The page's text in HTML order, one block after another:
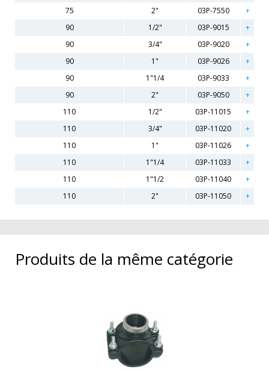
75
2"
03P-7550
90
1/2"
03P-9015
90
3/4"
03P-9020
90
1"
03P-9026
90
1"1/4
03P-9033
90
2"
03P-9050
110
1/2"
03P-11015
110
3/4"
03P-11020
110
1"
03P-11026
110
1"1/4
03P-11033
110
1"1/2
03P-11040
110
2" 03P-11050
Produits de la même catégorie